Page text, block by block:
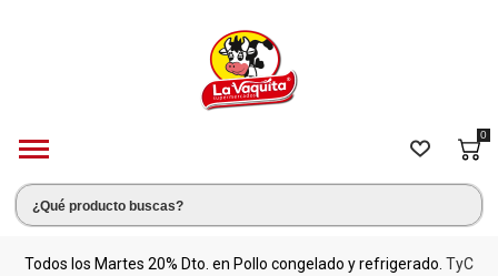
0
Todos los Martes 20% Dto. en Pollo congelado y refrigerado. TyC